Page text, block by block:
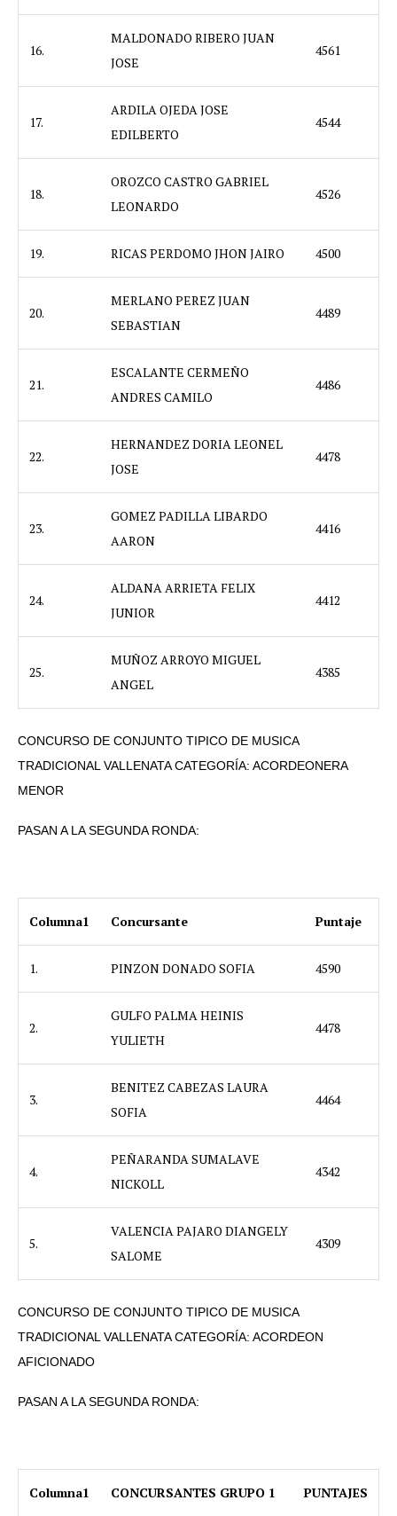
16.
MALDONADO RIBERO JUAN
JOSE
4561
17.
ARDILA OJEDA JOSE
EDILBERTO
4544
18.
OROZCO CASTRO GABRIEL
LEONARDO
4526
19. RICAS PERDOMO JHON JAIRO 4500
20.
MERLANO PEREZ JUAN
SEBASTIAN
4489
21.
ESCALANTE CERMEÑO
ANDRES CAMILO
4486
22.
HERNANDEZ DORIA LEONEL
JOSE
4478
23.
GOMEZ PADILLA LIBARDO
AARON
4416
24.
ALDANA ARRIETA FELIX
JUNIOR
4412
25.
MUÑOZ ARROYO MIGUEL
ANGEL
4385
CONCURSO DE CONJUNTO TIPICO DE MUSICA
TRADICIONAL VALLENATA CATEGORÍA: ACORDEONERA
MENOR
PASAN A LA SEGUNDA RONDA:
Columna1 Concursante Puntaje
1. PINZON DONADO SOFIA 4590
2.
GULFO PALMA HEINIS
YULIETH
4478
3.
BENITEZ CABEZAS LAURA
SOFIA
4464
4.
PEÑARANDA SUMALAVE
NICKOLL
4342
5.
VALENCIA PAJARO DIANGELY
SALOME
4309
CONCURSO DE CONJUNTO TIPICO DE MUSICA
TRADICIONAL VALLENATA CATEGORÍA: ACORDEON
AFICIONADO
PASAN A LA SEGUNDA RONDA:
Columna1 CONCURSANTES GRUPO 1 PUNTAJES